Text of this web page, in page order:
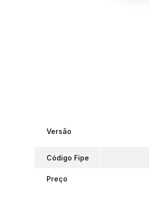
Versão
Código Fipe
Preço